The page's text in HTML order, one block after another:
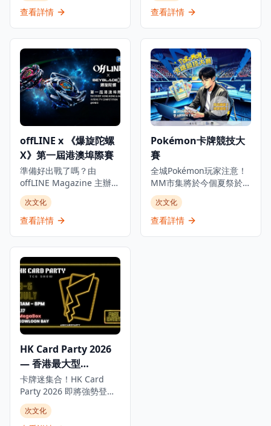
賽事將於 2026 年 2 月 28
演一場 Bo5（五局三勝）
的高強度對決，直接決定
可晉身世界級國際賽事
First Stand
Tournament（英雄聯盟全
球先鋒賽）的參賽資格，
意味香港站不僅是冠軍之
的關鍵一站。不容錯過的
史詩對決即將展開！
查看詳情
型、持久型定防禦型，呢
極限衝刺舞台，讓玩家盡
情體驗「X衝刺」同「爆
裂」嘅極致快感。帶齊最
強陀螺裝備，Tag埋身邊嗰
位「陀螺發燒友」，一齊
嚟大顯身手！場內更歡迎
自攜對戰盤，與各路陀螺
馨小提示： 1. 每場對戰限
時5分鐘或3局，完結後請
重新排隊輪候。 2. 自由對
戰以互相切磋為樂，友誼
第一，比賽第二。 3. 場內
提供嘅陀螺盤只限對戰區
內使用，請勿擅自取走。
4. 請小心保管個人財物，
查看詳情
offLINE x 《爆旋陀螺
X》第一屆港澳埠際賽
準備好出戰了嗎？由
offLINE Magazine 主辦，
香港總代理萬信有限公司
及澳門動漫玩協協辦的
《爆旋陀螺X》第一屆港澳
匯 2 期「三道 SNDO」7
樓及 8 樓盛大舉行！ 是次
賽事為香港與澳門之間首
個跨境陀螺對決，設多個
組別，涵蓋青少年組、公
開組、最強女陀螺手盃及
情侶盃，無論你是實力派
容錯過這場終極爆旋盛
事！ 🏆 比賽組別： - 6 至
12 歲組別 — 初賽時間：
中午 12 時 45 分（6 月 19
日） - 6 歲以上公開組別
— 初賽時間：下午 3 時
次文化
查看詳情
Pokémon卡牌競技大
賽
全城Pokémon玩家注意！
MM市集將於今個夏祭於
AIRSIDE展開Pokémon卡
牌競技大賽，準備迎接一
場最強嘅腦力與卡牌對
次文化
查看詳情
HK Card Party 2026
— 香港最大型
Pokémon TCG 卡展
卡牌迷集合！HK Card
Party 2026 即將強勢登陸
九龍灣 MegaBox 17樓，
一連三日帶你盡情交流、
次文化